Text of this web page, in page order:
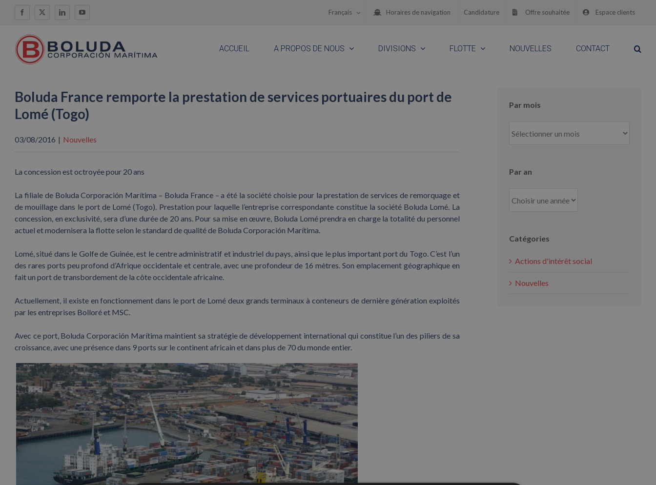
Facebook
X LinkedInYouTube Français Horaires de navigation Candidature Offre souhaitée Espace clients
ACCUEIL A PROPOS DE NOUS DIVISIONS FLOTTE NOUVELLES CONTACT
Boluda France remporte la prestation de services portuaires du port de
Lomé (Togo)
03/08/2016 | Nouvelles
La concession est octroyée pour 20 ans
La filiale de Boluda Corporación Marítima – Boluda France – a été la société choisie pour la prestation de services de remorquage et
de mouillage dans le port de Lomé (Togo). Prestation pour laquelle l’entreprise correspondante constitue la société Boluda Lomé. La
concession, en exclusivité, sera d’une durée de 20 ans. Pour sa mise en œuvre, Boluda Lomé prendra en charge la totalité du personnel
actuel et modernisera la flotte selon le standard de qualité de Boluda Corporación Marítima.
Lomé, situé dans le Golfe de Guinée, est le centre administratif et industriel du pays, ainsi que le plus important port du Togo. C’est l’un
des rares ports peu profond d’Afrique occidentale et centrale, avec une profondeur de 16 mètres. Son emplacement géographique en
fait un port de transbordement de la côte occidentale africaine.
Actuellement, il existe en fonctionnement dans le port de Lomé deux grands terminaux à conteneurs de dernière génération exploités
par les entreprises Bolloré et MSC.
Avec ce port, Boluda Corporación Marítima maintient sa stratégie de développement international qui constitue l’un des piliers de sa
croissance, avec une présence dans 9 ports sur le continent africain et dans plus de 70 du monde entier.
Par mois
mois
Par an
Catégories
Actions d'intérêt social
Nouvelles